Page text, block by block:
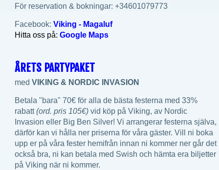
För reservation & bokningar: +34601079773
Facebook: Viking - Magaluf
Hitta oss på: Google Maps
ÅRETS PARTYPAKET
med VIKING & NORDIC INVASION
Betala "bara" 70€ för alla de bästa festerna med 33%
rabatt(ord. pris 105€) vid köp på Viking, av Nordic
Invasion eller Big Ben Silver! Vi arrangerar festerna själva,
därför kan vi hålla ner priserna för våra gäster. Vill ni boka
upp er på våra fester hemifrån innan ni kommer ner går det
också bra, ni kan betala med Swish och hämta era biljetter
på Viking när ni kommer.